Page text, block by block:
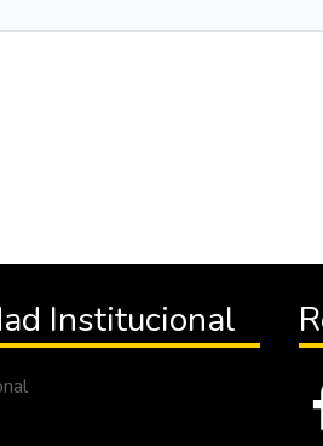
Institucional